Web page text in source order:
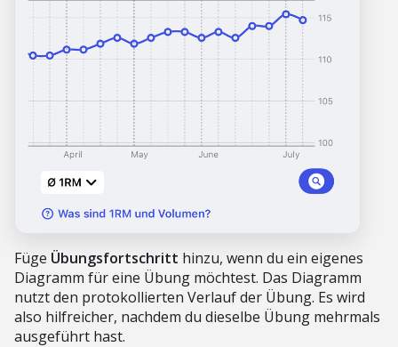
Füge Übungsfortschritt hinzu, wenn du ein eigenes
Diagramm für eine Übung möchtest. Das Diagramm
nutzt den protokollierten Verlauf der Übung. Es wird
also hilfreicher, nachdem du dieselbe Übung mehrmals
ausgeführt hast.